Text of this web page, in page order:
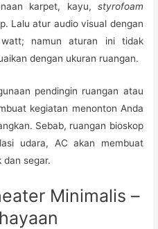
karpet, kayu, styrofoam
Lalu atur audio visual dengan
namun aturan ini tidak
dengan ukuran ruangan.
pendingin ruangan atau
kegiatan menonton Anda
Sebab, ruangan bioskop
udara, AC akan membuat
dan segar.
Minimalis –